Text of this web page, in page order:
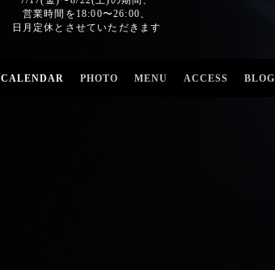
営業時間を18:00〜26:00、
日月定休とさせていただきます
CALENDAR PHOTO MENU ACCESS BLOG